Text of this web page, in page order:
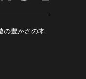
豊かさの本